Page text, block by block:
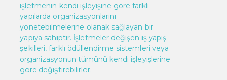
işletmenin kendi işleyişine göre farklı
yapılarda organizasyonlarını
yönetebilmelerine olanak sağlayan bir
yapıya sahiptir. İşletmeler değişen iş yapış
şekilleri, farklı ödüllendirme sistemleri veya
organizasyonun tümünü kendi işleyişlerine
göre değiştirebilirler.